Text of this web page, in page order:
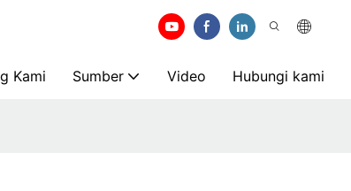
Kami Sumber Video Hubungi kami